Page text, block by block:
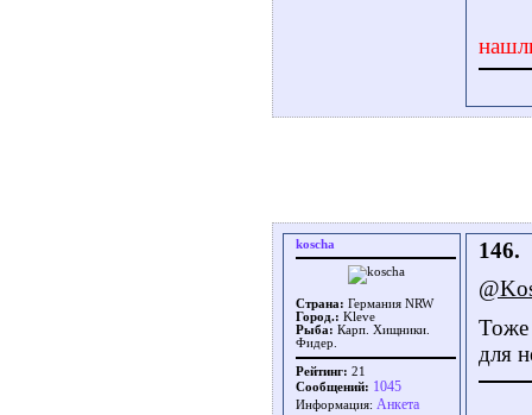
koscha
Страна: Германия NRW
Город.: Kleve
Рыба: Карп. Хищники.
Фидер.
Рейтинг: 21
Сообщений: 1045
Информация: Aнкета
146.
Тоже
для